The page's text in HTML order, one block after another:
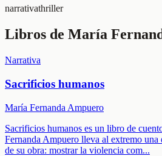
narrativathriller
Libros de María
Narrativa
Sacrificios humanos
María Fernanda Ampuero
Sacrificios humanos es un libro de
Fernanda Ampuero lleva al extremo una
de su obra: mostrar la violencia com...